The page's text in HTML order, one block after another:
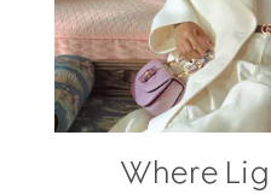
Where